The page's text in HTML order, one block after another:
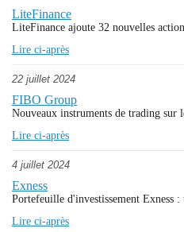
LiteFinance
LiteFinance ajoute 32 nouvelles
Lire ci-après
22 juillet 2024
FIBO Group
Nouveaux instruments de trading sur
Lire ci-après
4 juillet 2024
Exness
Portefeuille d'investissement Exness
Lire ci-après